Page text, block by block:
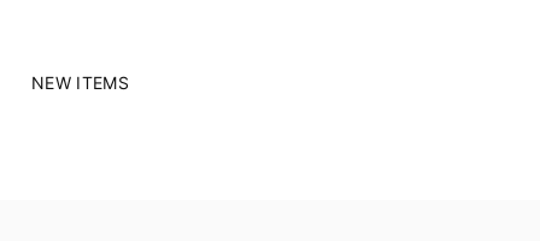
NEW ITEMS